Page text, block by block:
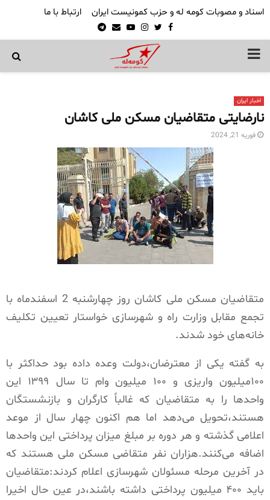
اسناد و مصوبات کومه له و حزب کمونیست ایران ارتباط با ما
Facebook
Twitter
Instagram
Youtube
Email
Telegram
PRIMARY
اخبار ایران
نارضایتی متقاضیان مسکن ملی کاشان
فوریه 21, 2024
متقاضیان مسکن ملی کاشان روز چهارشنبه 2 اسفندماه با
تجمع مقابل وزارت راه و شهرسازی خواستار تعیین تکلیف
خانه‌های خود شدند.
به گفته یکی از معترضان،دولت وعده داده بود حداکثر با
۱۰۰میلیون واریزی و ۱۰۰ میلیون وام تا سال ۱۳۹۹ این
واحدها را به متقاضیان که غالباً کارگران و بازنشستگان
هستند،تحویل می‌دهد اما هم اکنون چهار سال از موعد
اعلامی گذشته و هر دوره بر مبلغ میزان پرداختی این واحد‌ها
اضافه می‌کنند.هزاران نفر متقاضی مسکن ملی هستند که
در آخرین مرحله مسئولان شهرسازی اعلام کردند:متقاضیان
باید ۴۰۰ میلیون پرداختی داشته باشند،در عین حال اخیرا